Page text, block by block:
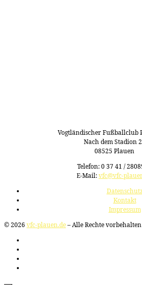
Vogtländischer Fußballclub
Nach dem Stadion
08525 Plauen
Telefon: 0 37 41 /
E-Mail:vfc@vfc-
Kontakt
Impressum
© 2026 vfc-plauen.de– Alle Rechte vorbehalten